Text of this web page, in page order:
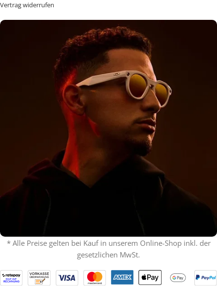
Vertrag widerrufen
% ON SALE %
Oakley mit Sehstärke
SPECIAL OFFER
* Alle Preise gelten bei Kauf in unserem Online-Shop inkl. der
gesetzlichen MwSt.